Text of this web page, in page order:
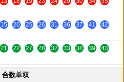
15 20 25 26 31 36 37 41
42
21 22 27 28 32 33 38 39
43
合数单双